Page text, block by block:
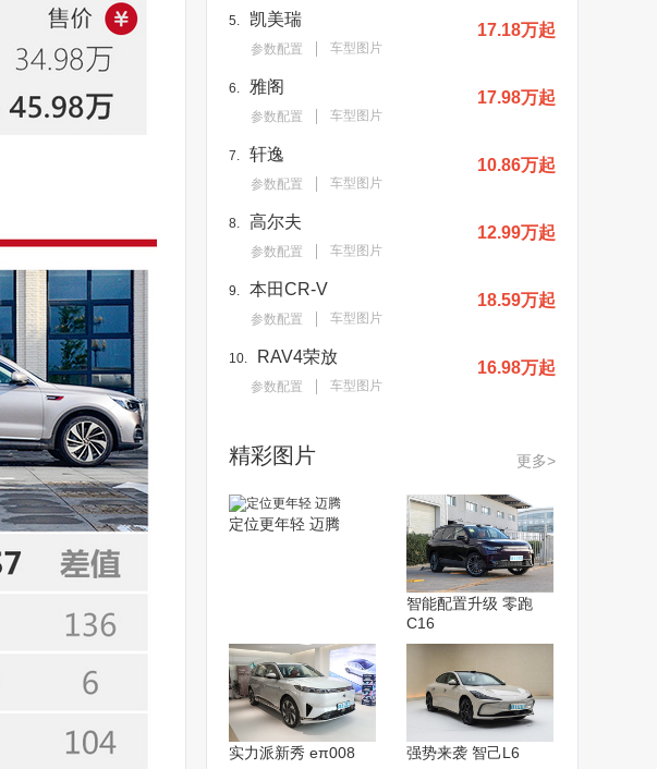
5. 凯美瑞
参数配置 车型图片
17.18万起
6. 雅阁
参数配置 车型图片
17.98万起
7. 轩逸
参数配置 车型图片
10.86万起
8. 高尔夫
参数配置 车型图片
12.99万起
9. 本田CR-V
参数配置 车型图片
18.59万起
10. RAV4荣放
参数配置 车型图片
16.98万起
精彩图片 更多>
定位更年轻 迈腾
智能配置升级 零跑
C16
实力派新秀 eπ008 强势来袭 智己L6